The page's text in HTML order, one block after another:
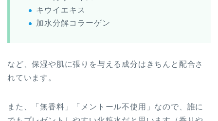
キウイエキス
加水分解コラーゲン
など、保湿や肌に張りを与える成分はきちんと配合さ
れています。
また、「無香料」「メントール不使用」なので、誰に